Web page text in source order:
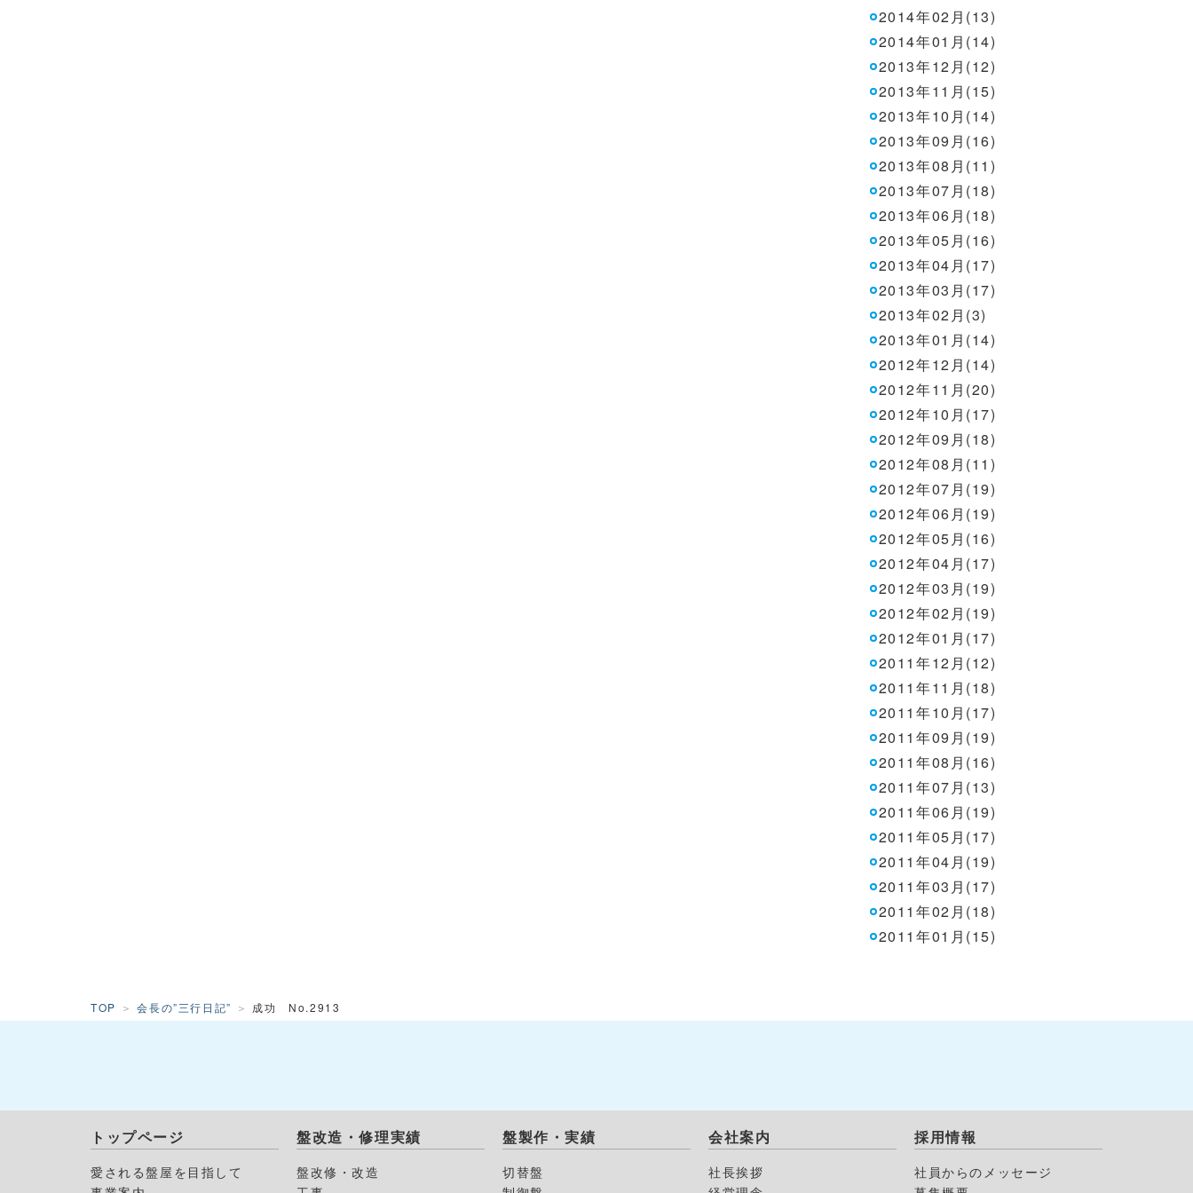
2014年02月(13)
2014年01月(14)
2013年12月(12)
2013年11月(15)
2013年10月(14)
2013年09月(16)
2013年08月(11)
2013年07月(18)
2013年06月(18)
2013年05月(16)
2013年04月(17)
2013年03月(17)
2013年02月(3)
2013年01月(14)
2012年12月(14)
2012年11月(20)
2012年10月(17)
2012年09月(18)
2012年08月(11)
2012年07月(19)
2012年06月(19)
2012年05月(16)
2012年04月(17)
2012年03月(19)
2012年02月(19)
2012年01月(17)
2011年12月(12)
2011年11月(18)
2011年10月(17)
2011年09月(19)
2011年08月(16)
2011年07月(13)
2011年06月(19)
2011年05月(17)
2011年04月(19)
2011年03月(17)
2011年02月(18)
2011年01月(15)
TOP 会長の”三行日記” 成功 No.2913
トップページ
愛される盤屋を目指して
盤改造・修理実績
盤改修・改造
盤製作・実績
切替盤
会社案内
社長挨拶
採用情報
社員からのメッセージ